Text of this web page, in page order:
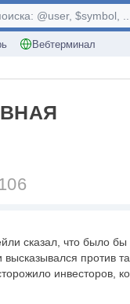
Вебтерминал
@user, $symbol, ...
сказал, что было бы
против
инвесторов,